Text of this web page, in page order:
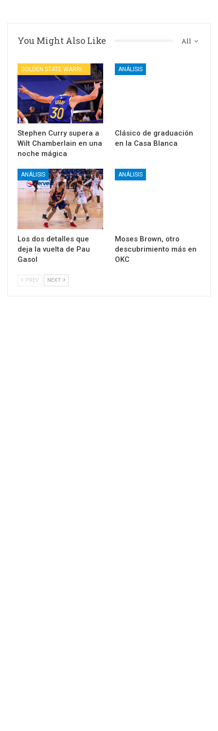
All
You Might Also Like
GOLDEN STATE WARRIORS
Stephen Curry supera a
Wilt Chamberlain en una
noche mágica
ANÁLISIS
Clásico de graduación
en la Casa Blanca
ANÁLISIS
Los dos detalles que
deja la vuelta de Pau
Gasol
ANÁLISIS
Moses Brown, otro
descubrimiento más en
OKC
PREV NEXT